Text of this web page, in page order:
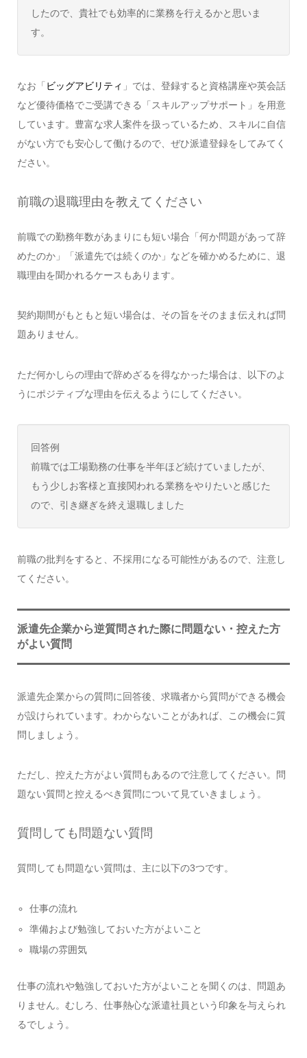
したので、貴社でも効率的に業務を行えるかと思いま
す。
なお「 ビッグアビリティ 」では、登録すると資格講座や英会話
など優待価格でご受講できる「スキルアップサポート」を用意
しています。豊富な求人案件を扱っているため、スキルに自信
がない方でも安心して働けるので、ぜひ派遣登録をしてみてく
ださい。
前職の退職理由を教えてください
前職での勤務年数があまりにも短い場合「何か問題があって辞
めたのか」「派遣先では続くのか」などを確かめるために、退
職理由を聞かれるケースもあります。
契約期間がもともと短い場合は、その旨をそのまま伝えれば問
題ありません。
ただ何かしらの理由で辞めざるを得なかった場合は、以下のよ
うにポジティブな理由を伝えるようにしてください。
回答例
前職では工場勤務の仕事を半年ほど続けていましたが、
もう少しお客様と直接関われる業務をやりたいと感じた
ので、引き継ぎを終え退職しました
前職の批判をすると、不採用になる可能性があるので、注意し
てください。
派遣先企業から逆質問された際に問題ない・控えた方
がよい質問
派遣先企業からの質問に回答後、求職者から質問ができる機会
が設けられています。わからないことがあれば、この機会に質
問しましょう。
ただし、控えた方がよい質問もあるので注意してください。問
題ない質問と控えるべき質問について見ていきましょう。
質問しても問題ない質問
質問しても問題ない質問は、主に以下の3つです。
仕事の流れ
準備および勉強しておいた方がよいこと
職場の雰囲気
仕事の流れや勉強しておいた方がよいことを聞くのは、問題あ
りません。むしろ、仕事熱心な派遣社員という印象を与えられ
るでしょう。